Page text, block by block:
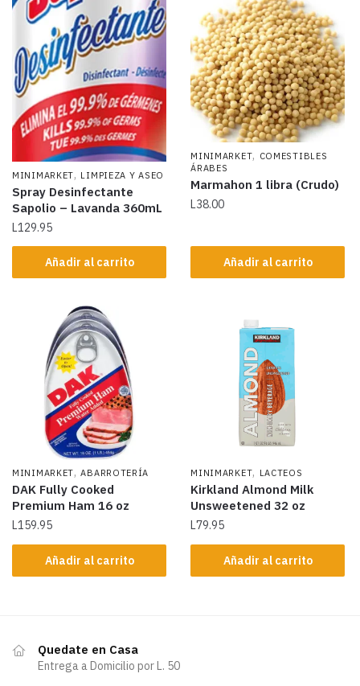
MINIMARKET, LIMPIEZA Y ASEO
Spray Desinfectante
Sapolio – Lavanda 360mL
L129.95
Añadir al carrito
MINIMARKET, COMESTIBLES
ÁRABES
Marmahon 1 libra (Crudo)
L38.00
Añadir al carrito
MINIMARKET,ABARROTERÍA
DAK Fully Cooked
Premium Ham 16 oz
L159.95
Añadir al carrito
MINIMARKET, LACTEOS
Kirkland Almond Milk
Unsweetened 32 oz
L79.95
Añadir al carrito
Quedate en Casa
Entrega a Domicilio por L. 50